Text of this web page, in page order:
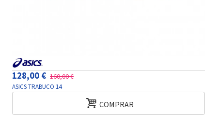
128,00 € 160,00 €
ASICS TRABUCO 14
COMPRAR